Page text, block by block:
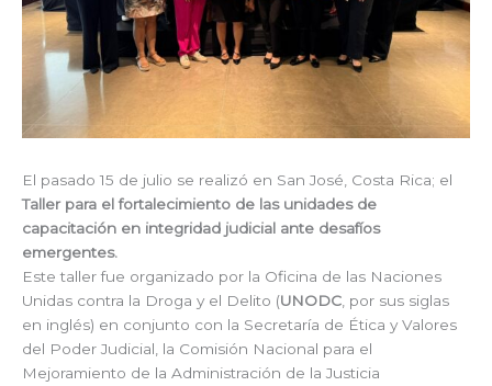
El pasado 15 de julio se realizó en San José, Costa Rica; el
Taller para el fortalecimiento de las unidades de
capacitación en integridad judicial ante desafíos
emergentes.
Este taller fue organizado por la Oficina de las Naciones
Unidas contra la Droga y el Delito (UNODC, por sus siglas
en inglés) en conjunto con la Secretaría de Ética y Valores
del Poder Judicial, la Comisión Nacional para el
Mejoramiento de la Administración de la Justicia